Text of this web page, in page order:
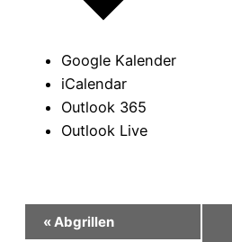
Google Kalender
iCalendar
Outlook 365
Outlook Live
Veranstaltung-
«Abgrillen